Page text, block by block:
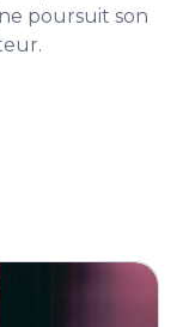
poursuit son